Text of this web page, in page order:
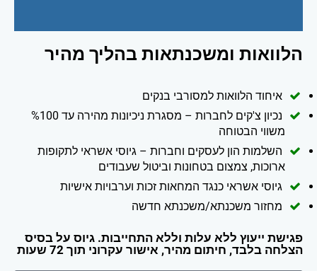
הלוואות ומשכנתאות בהליך מהיר
איחוד הלוואות למסורבי בנקים
נכיון צ'קים לחברות – מסגרת ניכיונות מהירה עד %100
משווי הבטוחה
השלמות הון לעסקים וחברות – גיוסי אשראי לתקופות
ארוכות, צמצום בטחונות וביטול שעבודים
גיוסי אשראי כנגד המחאות זכות וערבויות אישיות
מחזור משכנתא/משכנתא חדשה
פגישת ייעוץ ללא עלות וללא התחייבות. גיוס על בסיס
הצלחה בלבד, חיתום מהיר, אישור עקרוני תוך 72 שעות